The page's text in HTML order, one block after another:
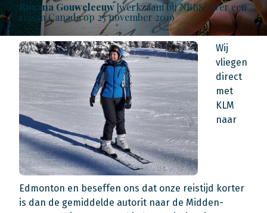
Roxana Gouweleeuw[werkzaam bij NBBS] over een
reis in Canada op 25 november 2019
Wij
vliegen
direct
met
KLM
naar
Edmonton en beseffen ons dat onze reistijd korter
is dan de gemiddelde autorit naar de Midden-